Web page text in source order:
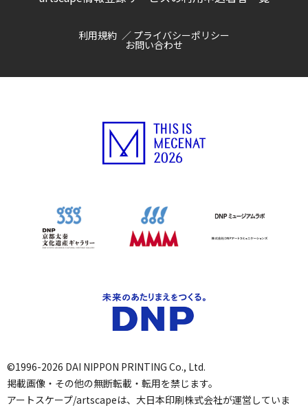
利用規約 プライバシーポリシー
お問い合わせ
©1996-2026 DAI NIPPON PRINTING Co., Ltd.
掲載画像・その他の無断転載・転用を禁じます。
アートスケープ/artscapeは、大日本印刷株式会社が運営していま